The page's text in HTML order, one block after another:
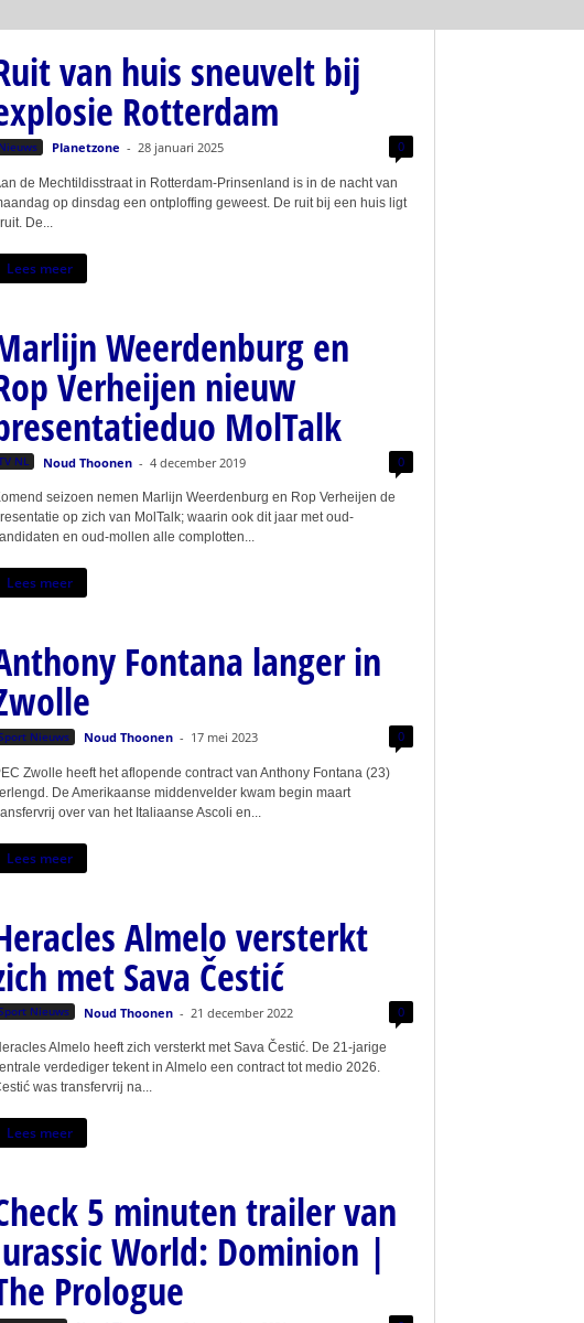
van huis sneuvelt bij
Rotterdam
Planetzone - 28 januari 2025 0
de Mechtildisstraat in Rotterdam-Prinsenland is in de nacht van
op dinsdag een ontploffing geweest. De ruit bij een huis ligt
De...
Lees meer
Weerdenburg en
Verheijen nieuw
MolTalk
NL Noud Thoonen - 4 december 2019 0
seizoen nemen Marlijn Weerdenburg en Rop Verheijen de
op zich van MolTalk; waarin ook dit jaar met oud-
en oud-mollen alle complotten...
Lees meer
Fontana langer in
Nieuws Noud Thoonen - 17 mei 2023 0
Zwolle heeft het aflopende contract van Anthony Fontana (23)
De Amerikaanse middenvelder kwam begin maart
over van het Italiaanse Ascoli en...
Lees meer
Almelo versterkt
met Sava Čestić
Nieuws Noud Thoonen - 21 december 2022 0
Almelo heeft zich versterkt met Sava Čestić. De 21-jarige
verdediger tekent in Almelo een contract tot medio 2026.
was transfervrij na...
Lees meer
5 minuten trailer van
World: Dominion |
Prologue